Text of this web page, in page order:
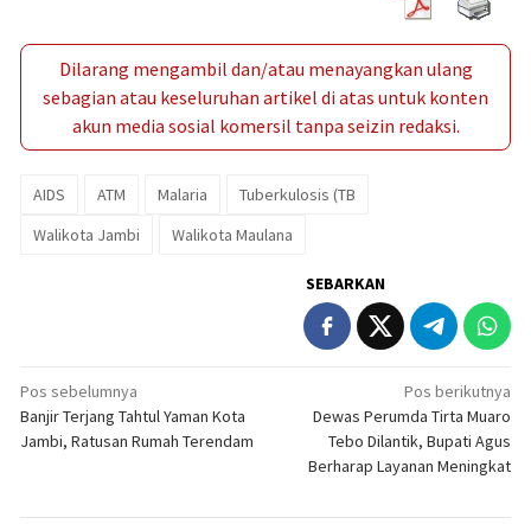
Dilarang mengambil dan/atau menayangkan ulang
sebagian atau keseluruhan artikel di atas untuk konten
akun media sosial komersil tanpa seizin redaksi.
AIDS ATM Malaria
Tuberkulosis (TB
Walikota Jambi
Walikota Maulana
SEBARKAN
Navigasi
pos
Pos sebelumnya
Banjir Terjang Tahtul Yaman Kota
Jambi, Ratusan Rumah Terendam
Pos berikutnya
Dewas Perumda Tirta Muaro
Tebo Dilantik, Bupati Agus
Berharap Layanan Meningkat